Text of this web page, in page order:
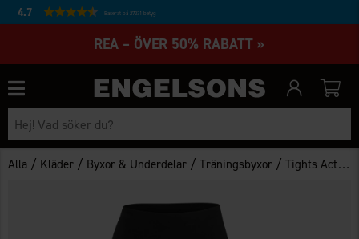
4.7 Baserat på 27231 betyg
REA – ÖVER 50% RABATT »
Alla / Kläder / Byxor & Underdelar /Träningsbyxor /Tights Active 3/4 Dam